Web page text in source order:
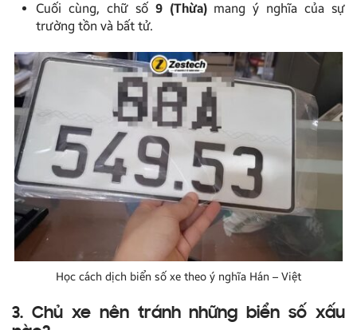
Cuối cùng, chữ số 9 (Thừa)mang ý nghĩa của sự
trường tồn và bất tử.
Học cách dịch biển số xe theo ý nghĩa Hán – Việt
3. Chủ xe nên tránh những biển số xấu